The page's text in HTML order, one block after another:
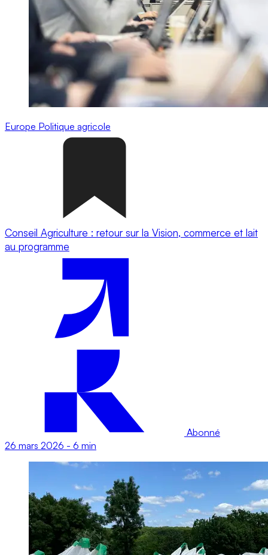
Europe Politique agricole
Conseil Agriculture : retour sur la Vision, commerce et lait
au programme
Abonné
26 mars 2026 - 6 min